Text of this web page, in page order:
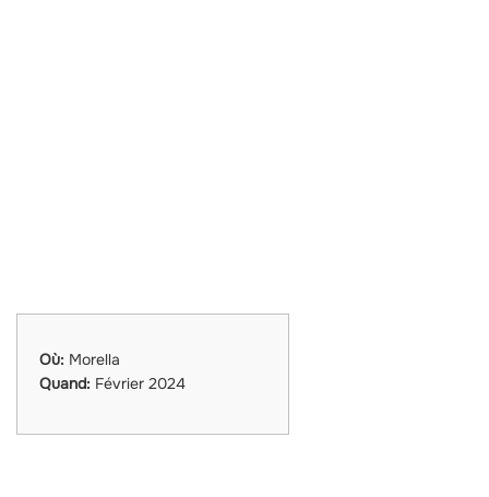
Où: Morella
Quand: Février 2024